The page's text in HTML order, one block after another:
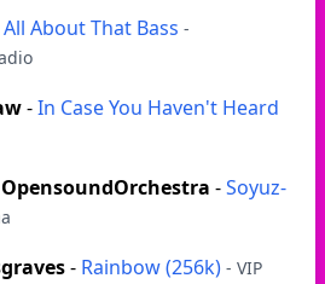
All About That Bass -
-In Case You Haven't Heard
OpensoundOrchestra -Soyuz-
- Rainbow (256k) - VIP